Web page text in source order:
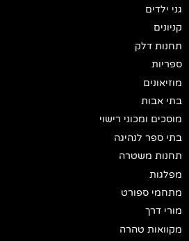
גני ילדים
קניונים
תחנות דלק
ספריות
מוזיאונים
בתי אבות
מוסכים ומכוני רישוי
בתי ספר לנהיגה
תחנות משטרה
מפלגות
מתחמי ספורט
מורי דרך
מקוואות טהרה